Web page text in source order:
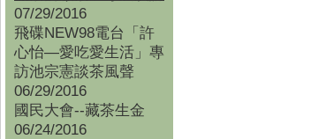
07/29/2016
飛碟NEW98電台「許
心怡—愛吃愛生活」專
訪池宗憲談茶風聲
06/29/2016
國民大會--藏茶生金
06/24/2016